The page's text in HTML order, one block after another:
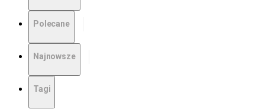
Polecane
Najnowsze
Tagi